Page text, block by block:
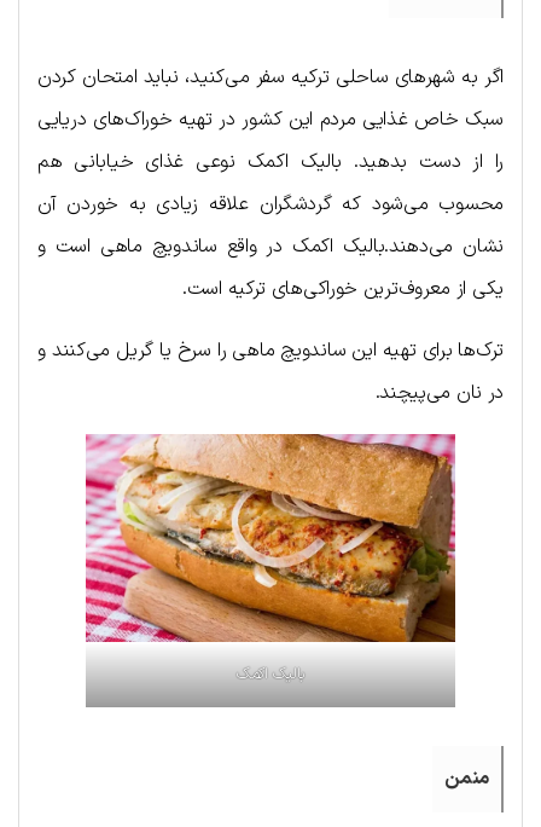
اگر به شهرهای ساحلی ترکیه سفر می‌کنید، نباید امتحان کردن
سبک خاص غذایی مردم این کشور در تهیه خوراک‌های دریایی
را از دست بدهید. بالیک اکمک نوعی غذای خیابانی هم
محسوب می‌شود که گردشگران علاقه زیادی به خوردن آن
نشان می‌دهند.بالیک اکمک در واقع ساندویچ ماهی است و
یکی از معروف‌ترین خوراکی‌های ترکیه است.
ترک‌ها برای تهیه این ساندویچ ماهی را سرخ یا گریل می‌کنند و
در نان می‌پیچند.
بالیک اکمک
منمن